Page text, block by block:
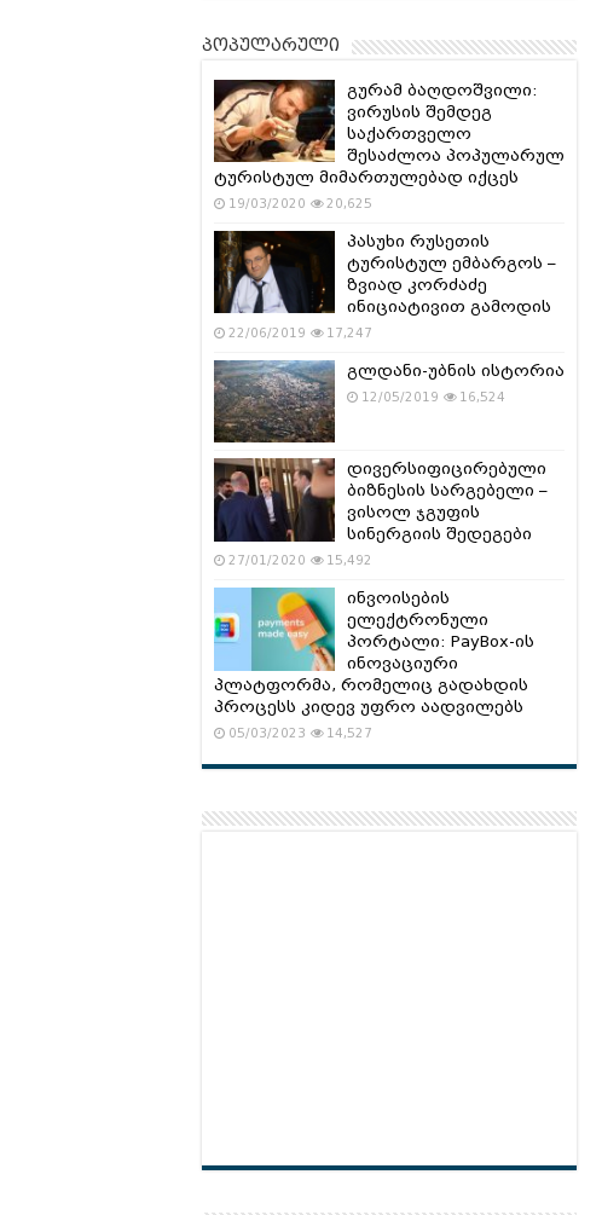
პოპულარული
გურამ ბაღდოშვილი:
ვირუსის შემდეგ
საქართველო
შესაძლოა პოპულარულ
ტურისტულ მიმართულებად იქცეს
19/03/2020 20,625
პასუხი რუსეთის
ტურისტულ ემბარგოს –
ზვიად კორძაძე
ინიციატივით გამოდის
22/06/2019 17,247
გლდანი-უბნის ისტორია
12/05/2019 16,524
დივერსიფიცირებული
ბიზნესის სარგებელი –
ვისოლ ჯგუფის
სინერგიის შედეგები
27/01/2020 15,492
ინვოისების
ელექტრონული
პორტალი: PayBox-ის
ინოვაციური
პლატფორმა, რომელიც გადახდის
პროცესს კიდევ უფრო აადვილებს
05/03/2023 14,527